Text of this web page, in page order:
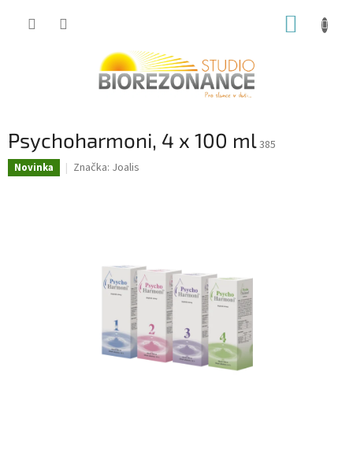
Psychoharmoni, 4 x 100 ml385
Novinka Značka: Joalis